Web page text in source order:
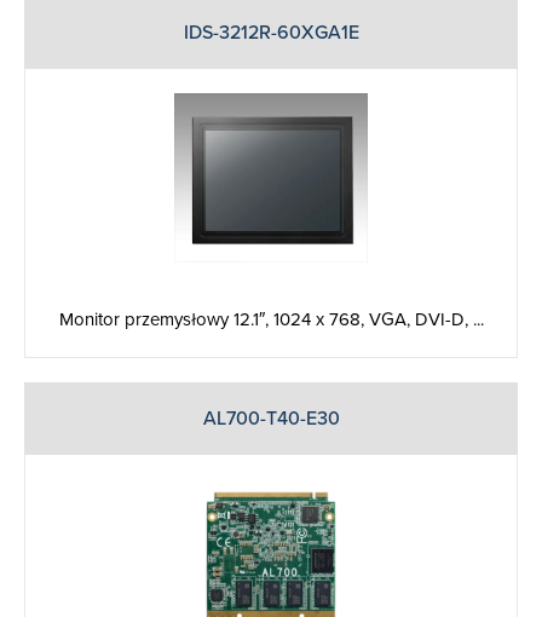
IDS-3212R-60XGA1E
Monitor przemysłowy 12.1″, 1024 x 768, VGA, DVI-D, ...
AL700-T40-E30